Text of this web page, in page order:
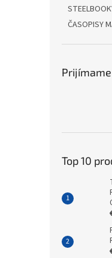
ČASOPISY
Top 10